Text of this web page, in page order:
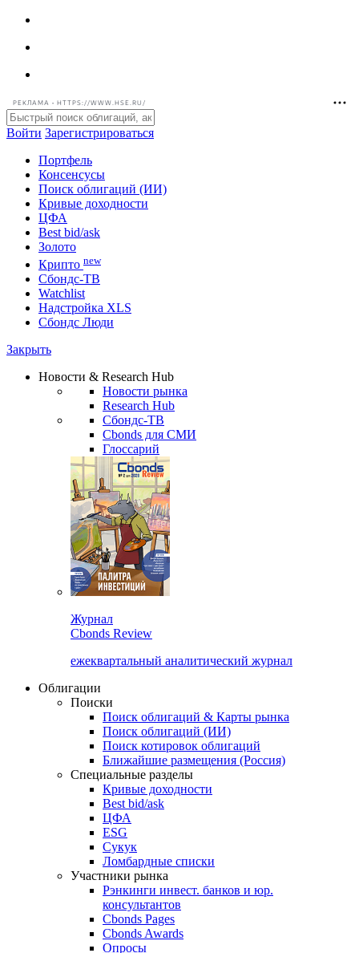
РЕКЛАМА • HTTPS://WWW.HSE.RU/
Войти Зарегистрироваться
Портфель
Консенсусы
Поиск облигаций (ИИ)
Кривые доходности
ЦФА
Best bid/ask
Золото
Крипто new
Watchlist
Сбондс Люди
Новости & Research Hub
Новости рынка
Research Hub
Сбондс-ТВ
Cbonds для СМИ
Глоссарий
Cbonds Review
ежеквартальный аналитический журнал
Облигации
Поиски
Поиск облигаций & Карты рынка
Поиск облигаций (ИИ)
Поиск котировок облигаций
Ближайшие размещения (Россия)
Специальные разделы
Кривые доходности
Best bid/ask
ЦФА
ESG
Сукук
Ломбардные списки
Участники рынка
Рэнкинги инвест. банков и юр.